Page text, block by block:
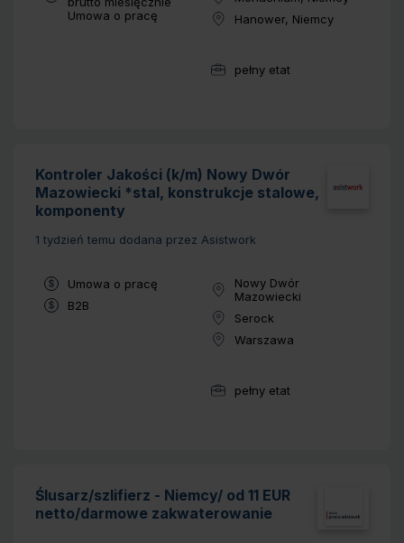
Typ umowy:
Umowa o pracę
Lokalizacja:
Hanower, Niemcy
Wymiar pracy:
pełny etat
Kontroler Jakości (k/m) Nowy Dwór
Mazowiecki *stal, konstrukcje stalowe,
komponenty
1 tydzień temu dodana przez Asistwork
Typ umowy:
Umowa o pracę
Typ umowy:
B2B
Lokalizacja:
Nowy Dwór
Mazowiecki
Lokalizacja:
Serock
Lokalizacja:
Warszawa
Wymiar pracy:
pełny etat
Ślusarz/szlifierz - Niemcy/ od 11 EUR
netto/darmowe zakwaterowanie